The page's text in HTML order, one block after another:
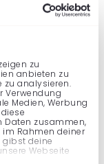
zu
anbieten zu
zu analysieren.
Verwendung
Medien, Werbung
Daten zusammen,
Rahmen deiner
gibst deine
Webseite
Abs. 1 lit. a
auf dem
in der Sie